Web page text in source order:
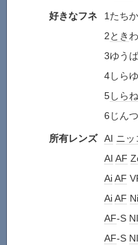
好きなフネ
1たち
2ときわ
3ゆう
4しら
5しら
6じん
所有レンズ AI ニッ
AI AF
AiAF
AiAF
AF-S
AF-S